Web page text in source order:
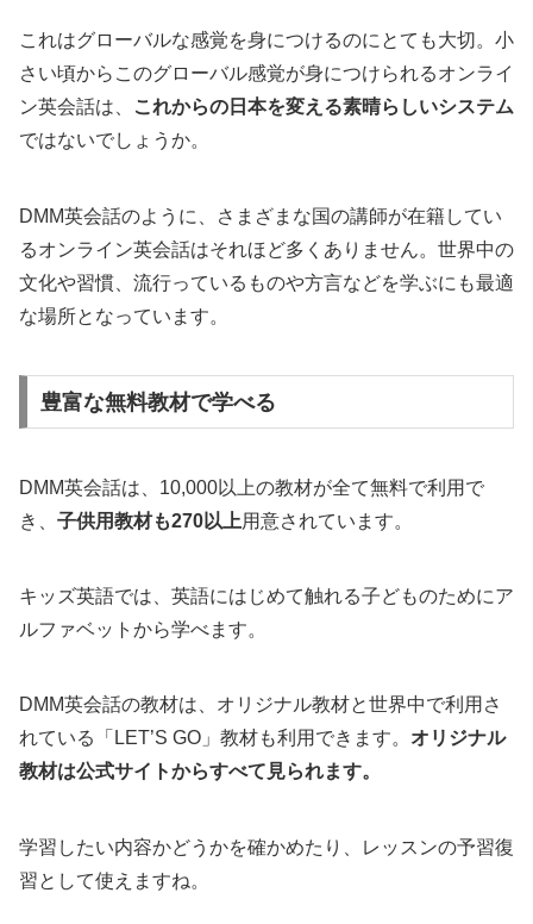
これはグローバルな感覚を身につけるのにとても大切。小
さい頃からこのグローバル感覚が身につけられるオンライ
ン英会話は、
これからの日本を変える素晴らしいシステム
ではないでしょうか。
DMM英会話のように、さまざまな国の講師が在籍してい
るオンライン英会話はそれほど多くありません。世界中の
文化や習慣、流行っているものや方言などを学ぶにも最適
な場所となっています。
豊富な無料教材で学べる
DMM英会話は、10,000以上の教材が全て無料で利用で
き、 子供用教材も270以上用意されています。
キッズ英語では、英語にはじめて触れる子どものためにア
ルファベットから学べます。
DMM英会話の教材は、オリジナル教材と世界中で利用さ
れている「LET’S GO」教材も利用できます。 オリジナル
教材は公式サイトからすべて見られます。
学習したい内容かどうかを確かめたり、レッスンの予習復
習として使えますね。